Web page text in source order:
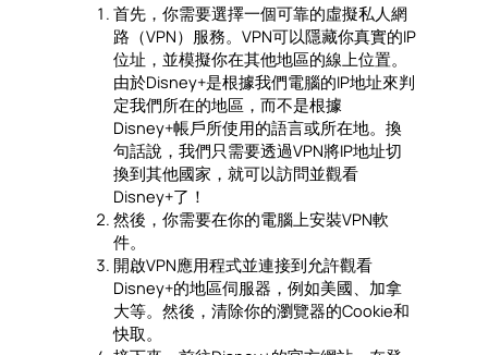
首先，你需要選擇一個可靠的虛擬私人網
路（VPN）服務。VPN可以隱藏你真實的IP
位址，並模擬你在其他地區的線上位置。
由於Disney+是根據我們電腦的IP地址來判
定我們所在的地區，而不是根據
Disney+帳戶所使用的語言或所在地。換
句話說，我們只需要透過VPN將IP地址切
換到其他國家，就可以訪問並觀看
Disney+了！
然後，你需要在你的電腦上安裝VPN軟
件。
開啟VPN應用程式並連接到允許觀看
Disney+的地區伺服器，例如美國、加拿
大等。然後，清除你的瀏覽器的Cookie和
快取。